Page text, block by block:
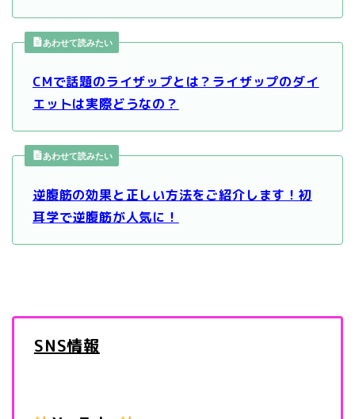
あわせて読みたい
CMで話題のライザップとは？ライザップのダイ
エットは実際どうなの？
あわせて読みたい
逆腹筋の効果と正しい方法をご紹介します！初
耳学で逆腹筋が人気に！
SNS情報